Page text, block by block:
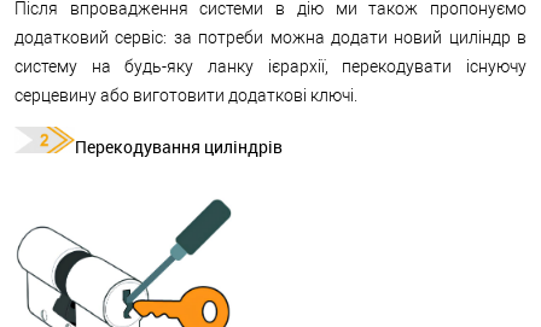
Після впровадження системи в дію ми також пропонуємо
додатковий сервіс: за потреби можна додати новий циліндр в
систему на будь-яку ланку ієрархії, перекодувати існуючу
серцевину або виготовити додаткові ключі.
Перекодування циліндрів